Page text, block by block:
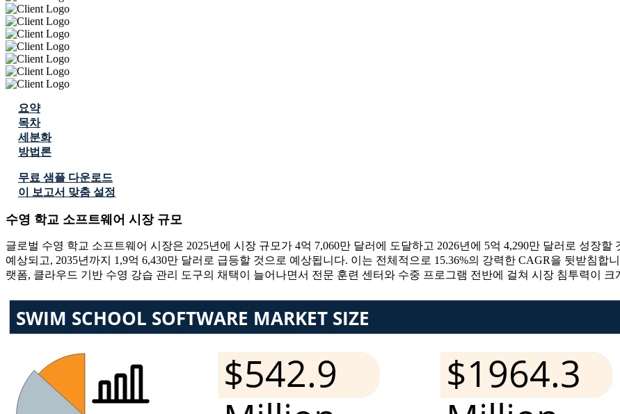
요약
목차
세분화
방법론
무료 샘플 다운로드
이 보고서 맞춤 설정
수영 학교 소프트웨어 시장 규모
글로벌 수영 학교 소프트웨어 시장은 2025년에 시장 규모가 4억 7,060만 달러에 도달하고 2026년에 5억 4,290만 달러로 성장
예상되고, 2035년까지 1,9억 6,430만 달러로 급등할 것으로 예상됩니다. 이는 전체적으로 15.36%의 강력한 CAGR을 뒷받침합
랫폼, 클라우드 기반 수영 강습 관리 도구의 채택이 늘어나면서 전문 훈련 센터와 수중 프로그램 전반에 걸쳐 시장 침투력이 크